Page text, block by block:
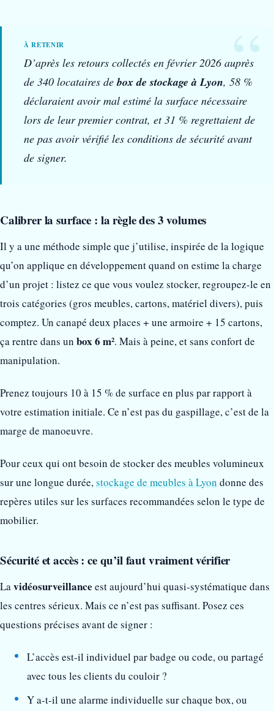
D’après les retours collectés en février 2026 auprès
de 340 locataires debox de stockage à Lyon, 58 %
déclaraient avoir mal estimé la surface nécessaire
lors de leur premier contrat, et 31 % regrettaient de
ne pas avoir vérifié les conditions de sécurité avant
de signer.
Calibrer la surface : la règle des 3 volumes
Il y a une méthode simple que j’utilise, inspirée de la logique
qu’on applique en développement quand on estime la charge
d’un projet : listez ce que vous voulez stocker, regroupez-le en
trois catégories (gros meubles, cartons, matériel divers), puis
comptez. Un canapé deux places + une armoire + 15 cartons,
ça rentre dans un box 6 m². Mais à peine, et sans confort de
manipulation.
Prenez toujours 10 à 15 % de surface en plus par rapport à
votre estimation initiale. Ce n’est pas du gaspillage, c’est de la
marge de manoeuvre.
Pour ceux qui ont besoin de stocker des meubles volumineux
sur une longue durée,stockage de meubles à Lyon donne des
repères utiles sur les surfaces recommandées selon le type de
mobilier.
Sécurité et accès : ce qu’il faut vraiment vérifier
Lavidéosurveillance est aujourd’hui quasi-systématique dans
les centres sérieux. Mais ce n’est pas suffisant. Posez ces
questions précises avant de signer :
L’accès est-il individuel par badge ou code, ou partagé
avec tous les clients du couloir ?
Y a-t-il une alarme individuelle sur chaque box, ou